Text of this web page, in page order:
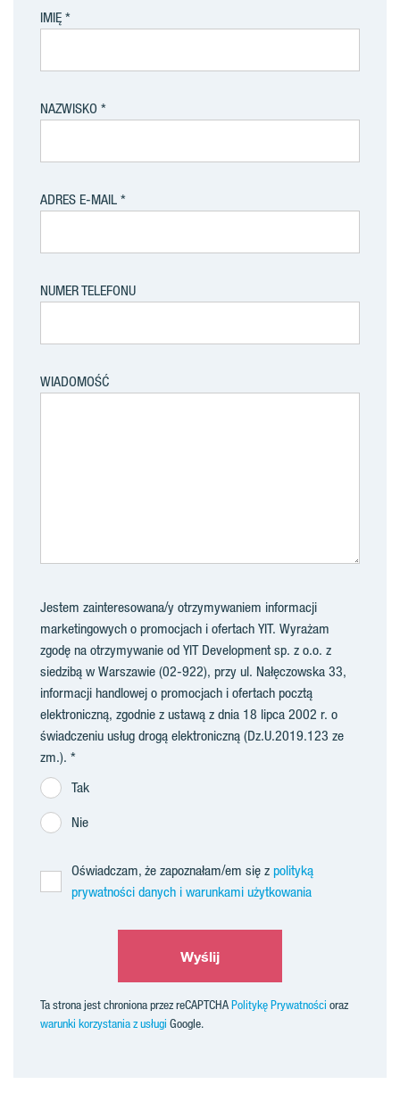
IMIĘ
NAZWISKO
ADRES E-MAIL
NUMER TELEFONU
WIADOMOŚĆ
Jestem zainteresowana/y otrzymywaniem informacji
marketingowych o promocjach i ofertach YIT. Wyrażam
zgodę na otrzymywanie od YIT Development sp. z o.o. z
siedzibą w Warszawie (02-922), przy ul. Nałęczowska 33,
informacji handlowej o promocjach i ofertach pocztą
elektroniczną, zgodnie z ustawą z dnia 18 lipca 2002 r. o
świadczeniu usług drogą elektroniczną (Dz.U.2019.123 ze
zm.).
Tak
Nie
Oświadczam, że zapoznałam/em się z polityką
prywatności danych i warunkami użytkowania
Wyślij
Ta strona jest chroniona przez reCAPTCHAPolitykę Prywatności oraz
warunki korzystania z usługi Google.